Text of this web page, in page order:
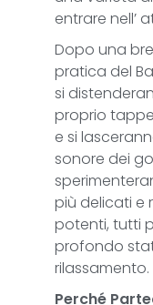
entrare nell’
Dopo una
pratica del
si
proprio
e si
sonore dei
più delicati e
potenti, tutti
profondo
rilassamento.
Perché